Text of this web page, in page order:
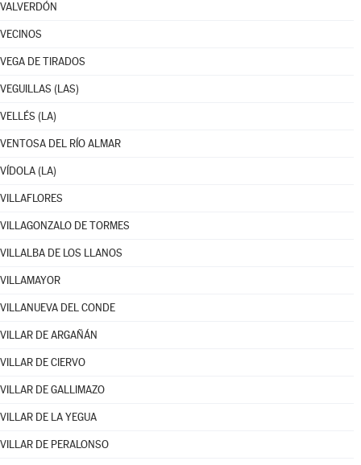
VALVERDÓN
VECINOS
VEGA DE TIRADOS
VEGUILLAS (LAS)
VELLÉS (LA)
VENTOSA DEL RÍO ALMAR
VÍDOLA (LA)
VILLAFLORES
VILLAGONZALO DE TORMES
VILLALBA DE LOS LLANOS
VILLAMAYOR
VILLANUEVA DEL CONDE
VILLAR DE ARGAÑÁN
VILLAR DE CIERVO
VILLAR DE GALLIMAZO
VILLAR DE LA YEGUA
VILLAR DE PERALONSO